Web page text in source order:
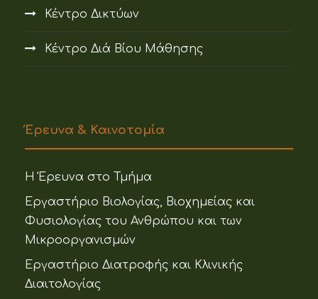
Κέντρο Δικτύων
Κέντρο Διά Βίου Μάθησης
Έρευνα & Καινοτομία
Η Έρευνα στο Τμήμα
Εργαστήριο Βιολογίας, Βιοχημείας και
Φυσιολογίας του Ανθρώπου και των
Μικροοργανισμών
Εργαστήριο Διατροφής και Κλινικής
Διαιτολογίας